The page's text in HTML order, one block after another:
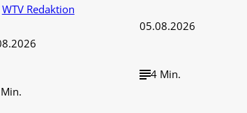
WTV Redaktion
05.08.2026
4 Min.